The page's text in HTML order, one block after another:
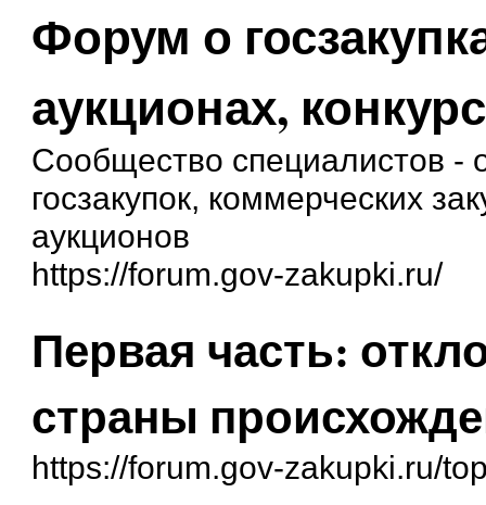
Форум о
аукционах,
Сообщество специалистов -
госзакупок, коммерческих
аукционов
https://forum.gov-zakupki.ru/
Первая часть:
страны
https://forum.gov-zakupki.ru/